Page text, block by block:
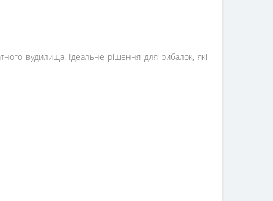
вудилища. Ідеальне рішення для рибалок, які